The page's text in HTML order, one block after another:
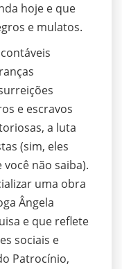
hoje e que
e mulatos.
e escravos
a luta
(sim, eles
não saiba).
uma obra
Ângela
e que reflete
sociais e
Patrocínio,